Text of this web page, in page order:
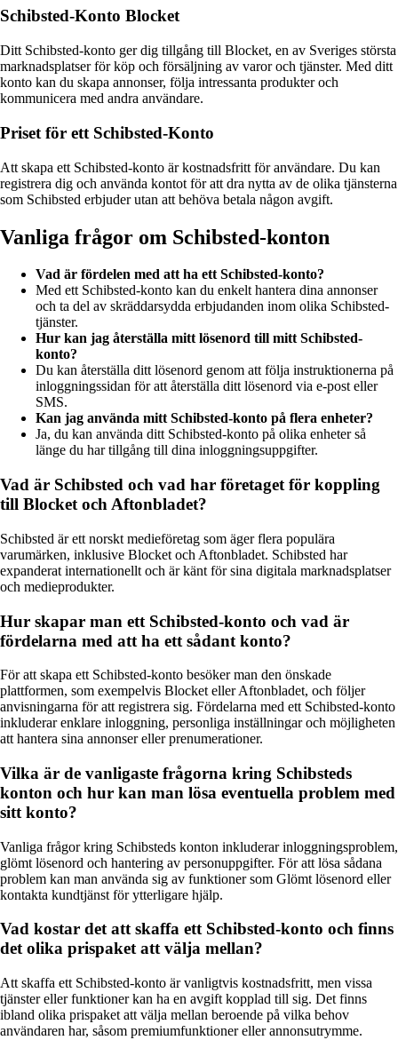
Schibsted-Konto Blocket
Ditt Schibsted-konto ger dig tillgång till Blocket, en av Sveriges största
marknadsplatser för köp och försäljning av varor och tjänster. Med ditt
konto kan du skapa annonser, följa intressanta produkter och
kommunicera med andra användare.
Priset för ett Schibsted-Konto
Att skapa ett Schibsted-konto är kostnadsfritt för användare. Du kan
registrera dig och använda kontot för att dra nytta av de olika tjänsterna
som Schibsted erbjuder utan att behöva betala någon avgift.
Vanliga frågor om Schibsted-konton
Vad är fördelen med att ha ett Schibsted-konto?
Med ett Schibsted-konto kan du enkelt hantera dina annonser
och ta del av skräddarsydda erbjudanden inom olika Schibsted-
tjänster.
Hur kan jag återställa mitt lösenord till mitt Schibsted-
konto?
Du kan återställa ditt lösenord genom att följa instruktionerna på
inloggningssidan för att återställa ditt lösenord via e-post eller
SMS.
Kan jag använda mitt Schibsted-konto på flera enheter?
Ja, du kan använda ditt Schibsted-konto på olika enheter så
länge du har tillgång till dina inloggningsuppgifter.
Vad är Schibsted och vad har företaget för koppling
till Blocket och Aftonbladet?
Schibsted är ett norskt medieföretag som äger flera populära
varumärken, inklusive Blocket och Aftonbladet. Schibsted har
expanderat internationellt och är känt för sina digitala marknadsplatser
och medieprodukter.
Hur skapar man ett Schibsted-konto och vad är
fördelarna med att ha ett sådant konto?
För att skapa ett Schibsted-konto besöker man den önskade
plattformen, som exempelvis Blocket eller Aftonbladet, och följer
anvisningarna för att registrera sig. Fördelarna med ett Schibsted-konto
inkluderar enklare inloggning, personliga inställningar och möjligheten
att hantera sina annonser eller prenumerationer.
Vilka är de vanligaste frågorna kring Schibsteds
konton och hur kan man lösa eventuella problem med
sitt konto?
Vanliga frågor kring Schibsteds konton inkluderar inloggningsproblem,
glömt lösenord och hantering av personuppgifter. För att lösa sådana
problem kan man använda sig av funktioner som Glömt lösenord eller
kontakta kundtjänst för ytterligare hjälp.
Vad kostar det att skaffa ett Schibsted-konto och finns
det olika prispaket att välja mellan?
Att skaffa ett Schibsted-konto är vanligtvis kostnadsfritt, men vissa
tjänster eller funktioner kan ha en avgift kopplad till sig. Det finns
ibland olika prispaket att välja mellan beroende på vilka behov
användaren har, såsom premiumfunktioner eller annonsutrymme.